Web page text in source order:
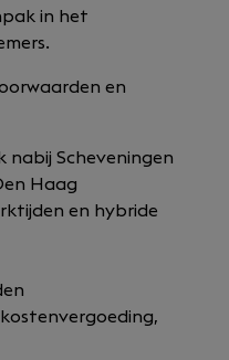
in het
en
nabij Scheveningen
Haag
en hybride